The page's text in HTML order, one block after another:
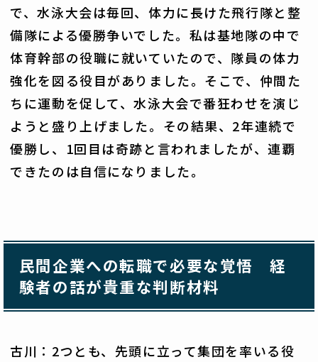
で、水泳大会は毎回、体力に長けた飛行隊と整
備隊による優勝争いでした。私は基地隊の中で
体育幹部の役職に就いていたので、隊員の体力
強化を図る役目がありました。そこで、仲間た
ちに運動を促して、水泳大会で番狂わせを演じ
ようと盛り上げました。その結果、2年連続で
優勝し、1回目は奇跡と言われましたが、連覇
できたのは自信になりました。
民間企業への転職で必要な覚悟 経
験者の話が貴重な判断材料
古川：2つとも、先頭に立って集団を率いる役